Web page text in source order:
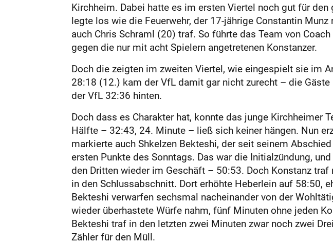
Kirchheim. Dabei hatte es im ersten Viertel noch gut für
legte los wie die Feuerwehr, der 17-jährige Constantin
auch Chris Schraml (20) traf. So führte das Team von
gegen die nur mit acht Spielern angetretenen Konstanzer.
Doch die zeigten im zweiten Viertel, wie eingespielt sie im
28:18 (12.) kam der VfL damit gar nicht zurecht – die
der VfL 32:36 hinten.
Doch dass es Charakter hat, konnte das junge Kirchheimer
Hälfte – 32:43, 24. Minute – ließ sich keiner hängen. Nun
markierte auch Shkelzen Bek­teshi, der seit seinem
ersten Punkte des Sonntags. Das war die Ini­tialzündung,
den Dritten wieder im Geschäft – 50:53. Doch Konstanz
in den Schlussabschnitt. Dort erhöhte He­berlein auf 58:50,
Bekteshi verwarfen sechsmal nacheinander von der
wieder überhastete Würfe nahm, fünf Minuten ohne jeden
Bekteshi traf in den letzten zwei Minuten zwar noch zwei
Zähler für den Müll.